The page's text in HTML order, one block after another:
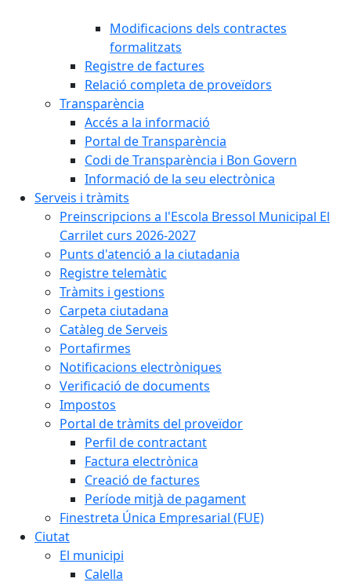
Modificacions dels contractes
formalitzats
Registre de factures
Relació completa de proveïdors
Transparència
Accés a la informació
Portal de Transparència
Codi de Transparència i Bon Govern
Informació de la seu electrònica
Serveis i tràmits
Preinscripcions a l'Escola Bressol Municipal El
Carrilet curs 2026-2027
Punts d'atenció a la ciutadania
Registre telemàtic
Tràmits i gestions
Carpeta ciutadana
Catàleg de Serveis
Portafirmes
Notificacions electròniques
Verificació de documents
Impostos
Portal de tràmits del proveïdor
Perfil de contractant
Factura electrònica
Creació de factures
Període mitjà de pagament
Finestreta Única Empresarial (FUE)
Ciutat
El municipi
Calella